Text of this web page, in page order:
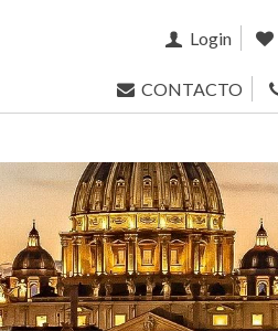
Login
CONTACTO